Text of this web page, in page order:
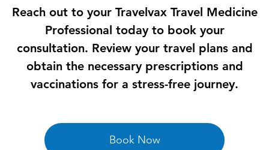
Reach out to your Travelvax Travel Medicine
Professional today to book your
consultation. Review your travel plans and
obtain the necessary prescriptions and
vaccinations for a stress-free journey.
Book Now